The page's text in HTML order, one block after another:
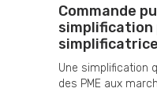
Commande
simplification
Une simplification
des PME aux